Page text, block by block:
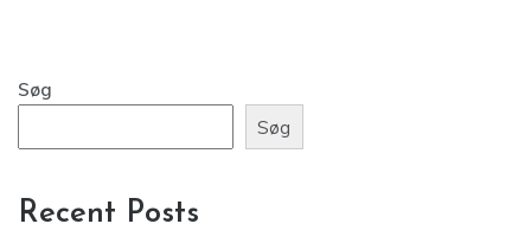
Søg
Søg
Recent Posts